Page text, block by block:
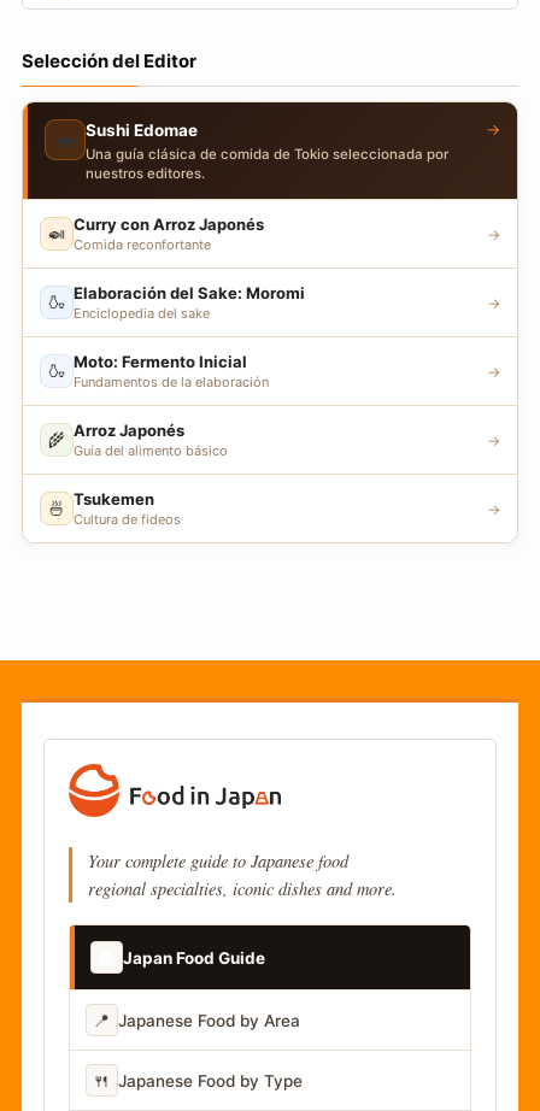
Selección del Editor
🍣 Sushi Edomae
Una guía clásica de comida de Tokio seleccionada por
nuestros editores.
→
🍛 Curry con Arroz Japonés
Comida reconfortante
→
🍶 Elaboración del Sake: Moromi
Enciclopedia del sake
→
🍶 Moto: Fermento Inicial
Fundamentos de la elaboración
→
🌾 Arroz Japonés
Guía del alimento básico
→
🍜 Tsukemen
Cultura de fideos
→
Your complete guide to Japanese food
regional specialties, iconic dishes and more.
Japan Food Guide
📍 Japanese Food by Area
🍴 Japanese Food by Type